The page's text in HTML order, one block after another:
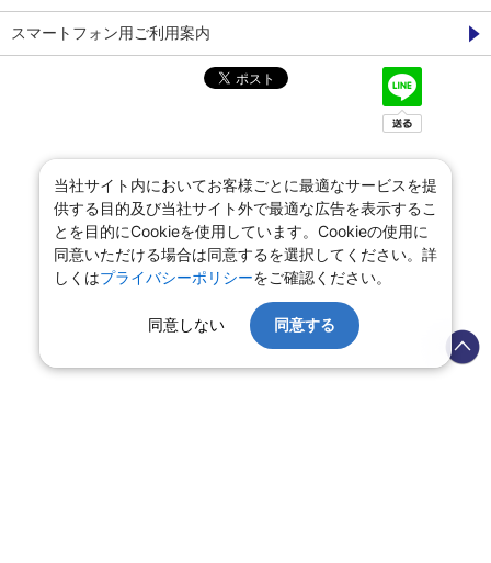
スマートフォン用ご利用案内
当社サイト内においてお客様ごとに最適なサービスを提
供する目的及び当社サイト外で最適な広告を表示するこ
とを目的にCookieを使用しています。Cookieの使用に
同意いただける場合は同意するを選択してください。詳
しくはプライバシーポリシーをご確認ください。
同意しない 同意する